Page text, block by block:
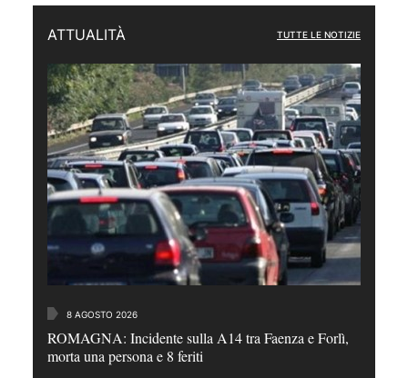
ATTUALITÀ TUTTE LE NOTIZIE
8 AGOSTO 2026
ROMAGNA: Incidente sulla A14 tra Faenza e Forlì,
morta una persona e 8 feriti